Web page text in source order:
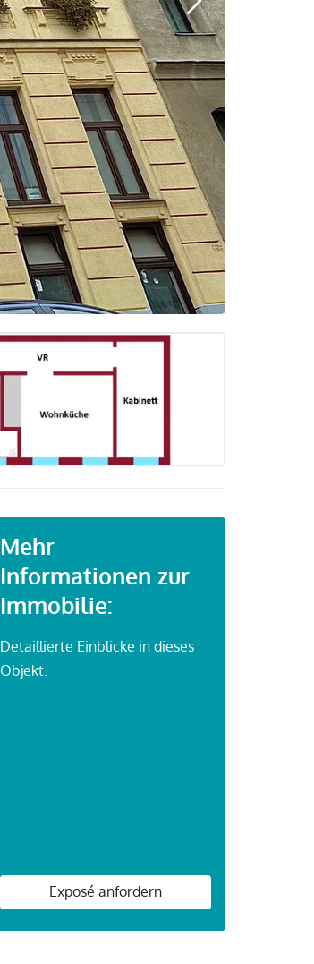
Mehr
Informationen zur
Immobilie:
Detaillierte Einblicke in dieses
Objekt.
Exposé anfordern